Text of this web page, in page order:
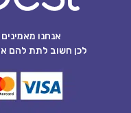
אנחנו
לכן חשוב לתת להם